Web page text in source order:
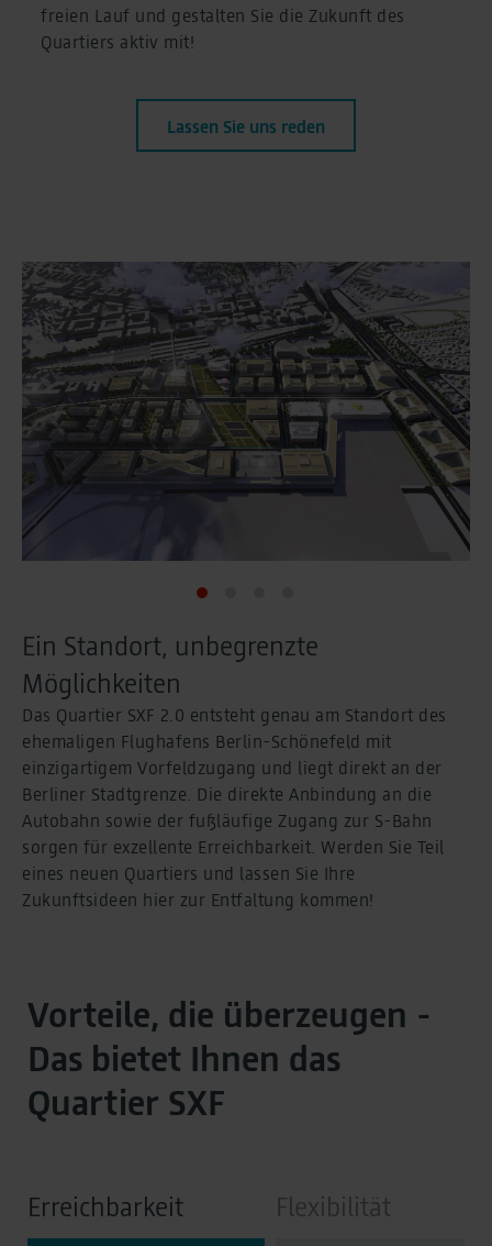
freien Lauf und gestalten Sie die Zukunft des
Quartiers aktiv mit!
Lassen Sie uns reden
Ein Standort, unbegrenzte
Möglichkeiten
Das Quartier SXF 2.0 entsteht genau am Standort des
ehemaligen Flughafens Berlin-Schönefeld mit
einzigartigem Vorfeldzugang und liegt direkt an der
Berliner Stadtgrenze. Die direkte Anbindung an die
Autobahn sowie der fußläufige Zugang zur S-Bahn
sorgen für exzellente Erreichbarkeit. Werden Sie Teil
eines neuen Quartiers und lassen Sie Ihre
Zukunftsideen hier zur Entfaltung kommen!
Vorteile, die überzeugen -
Das bietet Ihnen das
Quartier SXF
Erreichbarkeit Flexibilität